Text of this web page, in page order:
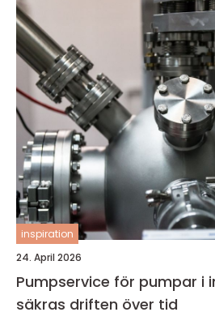
inspiration
24. April 2026
Pumpservice för pumpar i
säkras driften över tid